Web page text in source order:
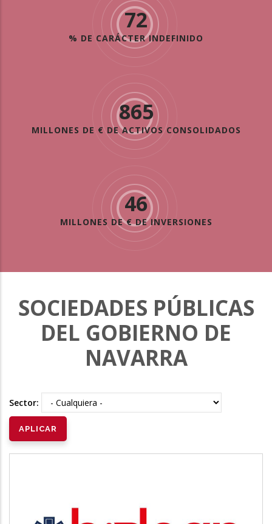
72
% DE CARÁCTER INDEFINIDO
865
MILLONES DE € DE ACTIVOS CONSOLIDADOS
46
MILLONES DE € DE INVERSIONES
SOCIEDADES PÚBLICAS
DEL GOBIERNO DE
NAVARRA
Sector: